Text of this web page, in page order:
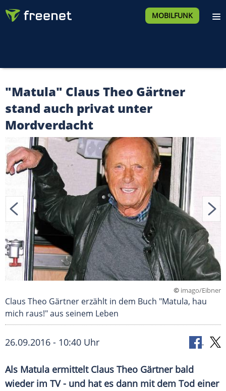
MOBILFUNK
"Matula" Claus Theo Gärtner
stand auch privat unter
Mordverdacht
© imago/Eibner
Claus Theo Gärtner erzählt in dem Buch "Matula, hau
mich raus!" aus seinem Leben
26.09.2016 - 10:40 Uhr
Als Matula ermittelt Claus Theo Gärtner bald
wieder im TV - und hat es dann mit dem Tod einer